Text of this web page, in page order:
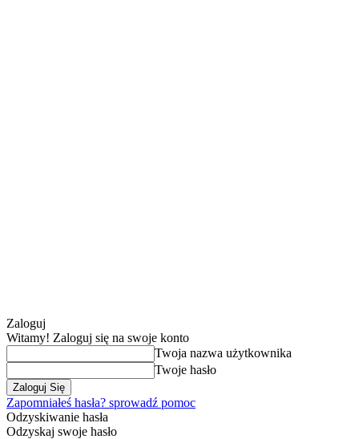
Zaloguj
Witamy! Zaloguj się na swoje konto
Twoja nazwa użytkownika
Twoje hasło
Zapomniałeś hasła? sprowadź pomoc
Odzyskiwanie hasła
Odzyskaj swoje hasło